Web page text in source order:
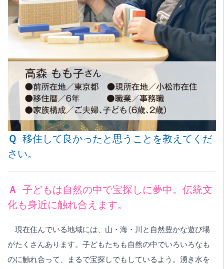
Ｑ 移住して良かったと思うことを教えてくだ
さい。
Ａ
子どもは自然の中で宝探しに夢中。伝統文
化も身近に触れ合えます。
現在住んでいる地域には、山・海・川と自然豊かな遊び場
がたくさんあります。子どもたちも自然の中でいろいろなも
のに触れ合って、まるで宝探しでもしているよう。湧き水を